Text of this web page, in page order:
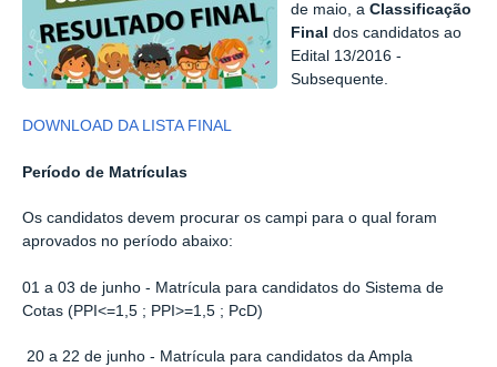
de maio, aClassificação
Final dos candidatos ao
Edital 13/2016 -
Subsequente.
DOWNLOAD DA LISTA FINAL
Período de Matrículas
Os candidatos devem procurar os campi para o qual foram
aprovados no período abaixo:
01 a 03 de junho - Matrícula para candidatos do Sistema de
Cotas (PPI<=1,5 ; PPI>=1,5 ; PcD)
20 a 22 de junho - Matrícula para candidatos da Ampla